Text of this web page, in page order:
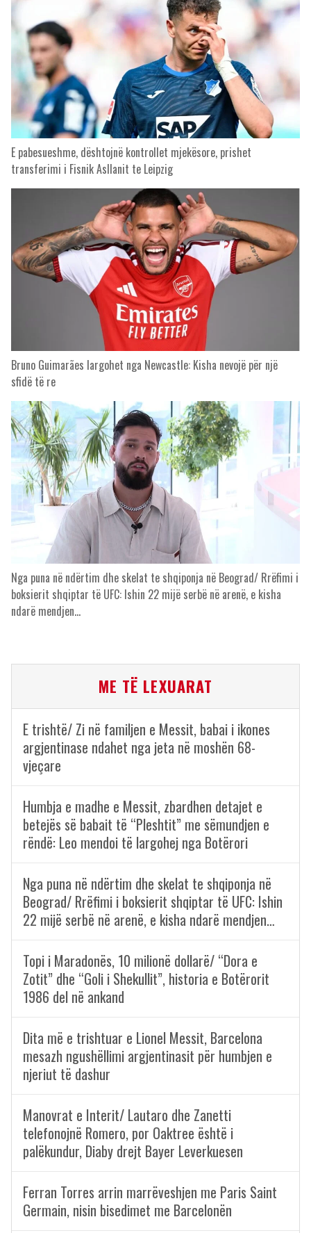
E pabesueshme, dështojnë kontrollet mjekësore, prishet
transferimi i Fisnik Asllanit te Leipzig
Bruno Guimarães largohet nga Newcastle: Kisha nevojë për një
sfidë të re
Nga puna në ndërtim dhe skelat te shqiponja në Beograd/ Rrëfimi i
boksierit shqiptar të UFC: Ishin 22 mijë serbë në arenë, e kisha
ndarë mendjen…
ME TË LEXUARAT
E trishtë/ Zi në familjen e Messit, babai i ikones
argjentinase ndahet nga jeta në moshën 68-
vjeçare
Humbja e madhe e Messit, zbardhen detajet e
betejës së babait të “Pleshtit” me sëmundjen e
rëndë: Leo mendoi të largohej nga Botërori
Nga puna në ndërtim dhe skelat te shqiponja në
Beograd/ Rrëfimi i boksierit shqiptar të UFC: Ishin
22 mijë serbë në arenë, e kisha ndarë mendjen…
Topi i Maradonës, 10 milionë dollarë/ “Dora e
Zotit” dhe “Goli i Shekullit”, historia e Botërorit
1986 del në ankand
Dita më e trishtuar e Lionel Messit, Barcelona
mesazh ngushëllimi argjentinasit për humbjen e
njeriut të dashur
Manovrat e Interit/ Lautaro dhe Zanetti
telefonojnë Romero, por Oaktree është i
palëkundur, Diaby drejt Bayer Leverkuesen
Ferran Torres arrin marrëveshjen me Paris Saint
Germain, nisin bisedimet me Barcelonën